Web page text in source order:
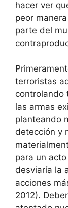
hacer ver
peor
parte del
terroristas
controlando
las armas
planteando
detección y
para un
desviaría la
acciones
2012).